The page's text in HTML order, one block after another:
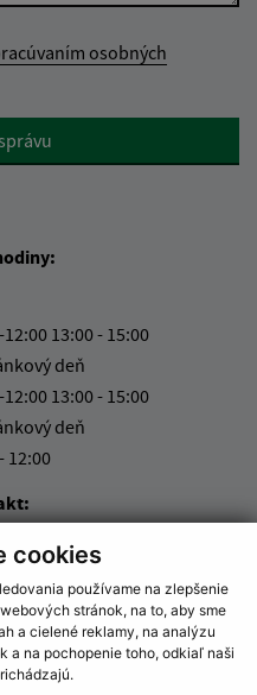
cookies
používame na zlepšenie
stránok, na to, aby sme
a cielené reklamy, na analýzu
a na pochopenie toho, odkiaľ naši
osobných
13:00 - 15:00
deň
13:00 - 15:00
deň
12:00
Brekov
90 57